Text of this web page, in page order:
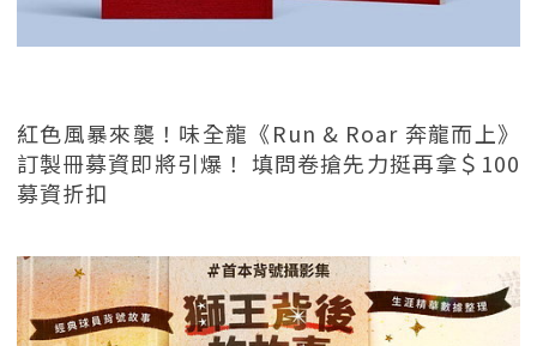
紅色風暴來襲！味全龍《Run & Roar 奔龍而上》
訂製冊募資即將引爆！ 填問卷搶先力挺再拿＄100
募資折扣